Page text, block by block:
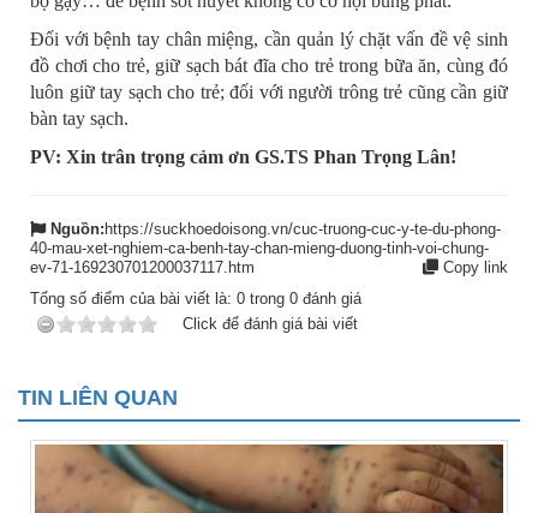
Đối với bệnh tay chân miệng, cần quản lý chặt vấn đề vệ sinh
đồ chơi cho trẻ, giữ sạch bát đĩa cho trẻ trong bữa ăn, cùng đó
luôn giữ tay sạch cho trẻ; đối với người trông trẻ cũng cần giữ
bàn tay sạch.
PV: Xin trân trọng cảm ơn GS.TS Phan Trọng Lân!
Nguồn: https://suckhoedoisong.vn/cuc-truong-cuc-y-te-du-phong-
40-mau-xet-nghiem-ca-benh-tay-chan-mieng-duong-tinh-voi-chung-
ev-71-169230701200037117.htm
Copy link
Tổng số điểm của bài viết là: 0 trong 0 đánh giá
Click để đánh giá bài viết
TIN LIÊN QUAN